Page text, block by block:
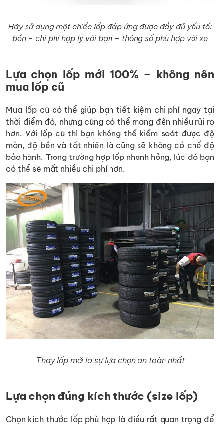
Hãy sử dụng một chiếc lốp đáp ứng được đầy đủ yếu tố:
bền – chi phí hợp lý với bạn – thông số phù hợp với xe
Lựa chọn lốp mới 100% – không nên
mua lốp cũ
Mua lốp cũ có thể giúp bạn tiết kiệm chi phí ngay tại
thời điểm đó, nhưng cũng có thể mang đến nhiều rủi ro
hơn.Với lốp cũ thì bạn không thể kiểm soát được độ
mòn, độ bền và tất nhiên là cũng sẽ không có chế độ
bảo hành. Trong trường hợp lốp nhanh hỏng, lúc đó bạn
có thể sẽ mất nhiều chi phí hơn.
Thay lốp mới là sự lựa chọn an toàn nhất
Lựa chọn đúng kích thước (size lốp)
Chọn kích thước lốp phù hợp là điều rất quan trọng để